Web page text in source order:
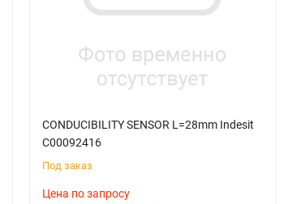
CONDUCIBILITY SENSOR L=28mm Indesit
C00092416
Под заказ
Цена по запросу